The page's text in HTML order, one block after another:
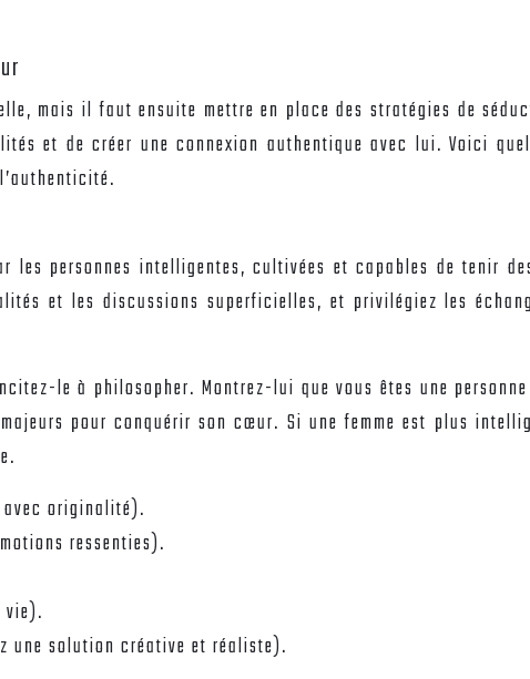
mais il faut ensuite mettre en place des stratégies de
et de créer une connexion authentique avec lui. Voici
personnes intelligentes, cultivées et capables de tenir
et les discussions superficielles, et privilégiez les
le à philosopher. Montrez-lui que vous êtes une
pour conquérir son cœur. Si une femme est plus
originalité).
ressenties).
vie).
une solution créative et réaliste).